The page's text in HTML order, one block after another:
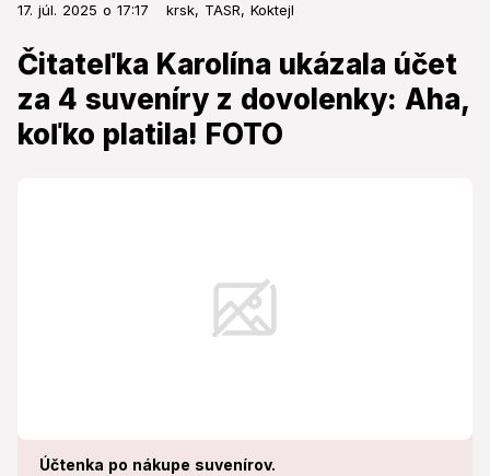
17. júl. 2025 o 17:17 krsk, TASR, Koktejl
Čitateľka Karolína ukázala účet
za 4 suveníry z dovolenky: Aha,
koľko platila! FOTO
Účtenka po nákupe suvenírov.
Čitateľka Karolína ukázala účet za
4 suveníry z dovolenky: Aha,
koľko platila! FOTO
Dali by ste toľko za suveníry?